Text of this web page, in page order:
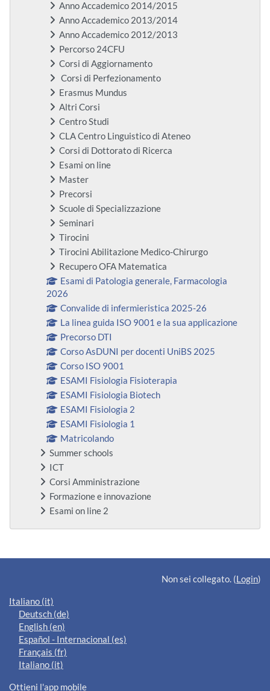
Anno Accademico 2014/2015
Anno Accademico 2013/2014
Anno Accademico 2012/2013
Percorso 24CFU
Corsi di Aggiornamento
Corsi di Perfezionamento
Erasmus Mundus
Altri Corsi
Centro Studi
CLA Centro Linguistico di Ateneo
Corsi di Dottorato di Ricerca
Esami on line
Master
Precorsi
Scuole di Specializzazione
Seminari
Tirocini
Tirocini Abilitazione Medico-Chirurgo
Recupero OFA Matematica
Esami di Patologia generale, Farmacologia
2026
Convalide di infermieristica 2025-26
La linea guida ISO 9001 e la sua applicazione
Precorso DTI
Corso AsDUNI per docenti UniBS 2025
Corso ISO 9001
ESAMI Fisiologia Fisioterapia
ESAMI Fisiologia Biotech
ESAMI Fisiologia 2
ESAMI Fisiologia 1
Matricolando
Summer schools
ICT
Corsi Amministrazione
Formazione e innovazione
Esami on line 2
Blocchi supplementari
Non sei collegato. (Login)
Italiano ‎(it)‎
Deutsch ‎(de)‎
English ‎(en)‎
Español - Internacional ‎(es)‎
Français ‎(fr)‎
Italiano ‎(it)‎
Ottieni l'app mobile